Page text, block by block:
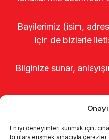
En iyi deneyimleri sunmak için,
bunlara erişmek amacıyla
Bayilerimiz (isim,
için de bizlerle
Bilginize sunar,